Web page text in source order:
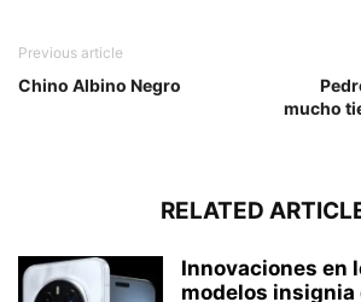
Previous article
Chino Albino Negro
mucho
RELATED
Innovaciones en
modelos insignia